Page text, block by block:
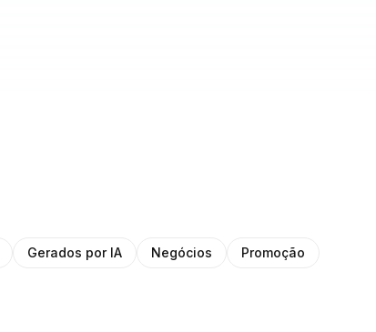
Gerados por IA Negócios
Promoção